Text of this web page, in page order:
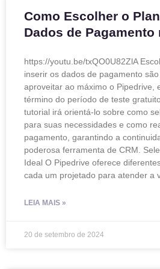
Como Escolher o
Dados de Pagamento
https://youtu.be/txQO0U82ZlA
inserir os dados de pagamento
aproveitar ao máximo o Pipedrive,
término do período de teste
tutorial irá orientá-lo sobre como
para suas necessidades e como
pagamento, garantindo a
poderosa ferramenta de CRM.
Ideal O Pipedrive oferece
cada um projetado para atender a
LEIA MAIS »
20 de setembro de 2024